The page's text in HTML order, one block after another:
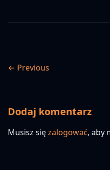
← Previous
Dodaj komentarz
Musisz sięzalogować, aby